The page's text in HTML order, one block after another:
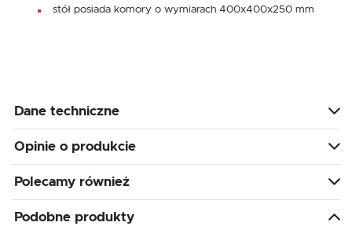
stół posiada komory o wymiarach 400x400x250 mm
Dane techniczne
Opinie o produkcie
Polecamy również
Podobne produkty